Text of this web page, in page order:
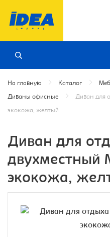
На главную Каталог
Диваны офисные Диван для
экокожа, желтый
Диван для
двухместный
экокожа,